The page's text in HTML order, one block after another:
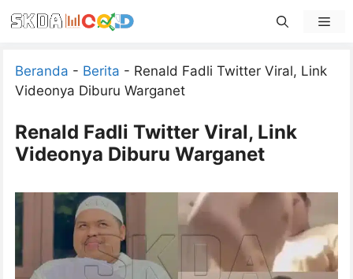
to
Beranda - Berita - Renald Fadli Twitter Viral, Link
Videonya Diburu Warganet
Renald Fadli Twitter Viral, Link
Videonya Diburu Warganet